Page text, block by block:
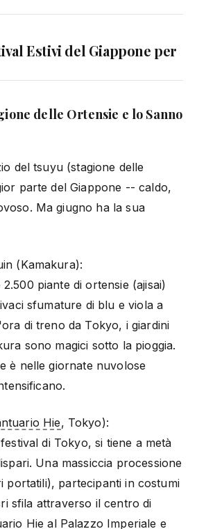
Estivi del Giappone per
delle Ortensie e lo Sanno
del tsuyu (stagione delle
parte del Giappone -- caldo,
Ma giugno ha la sua
(Kamakura):
piante di ortensie (ajisai)
sfumature di blu e viola a
di treno da Tokyo, i giardini
sono magici sotto la pioggia.
è nelle giornate nuvolose
Hie, Tokyo):
di Tokyo, si tiene a metà
Una massiccia processione
portatili), partecipanti in costumi
sfila attraverso il centro di
Hie al Palazzo Imperiale e